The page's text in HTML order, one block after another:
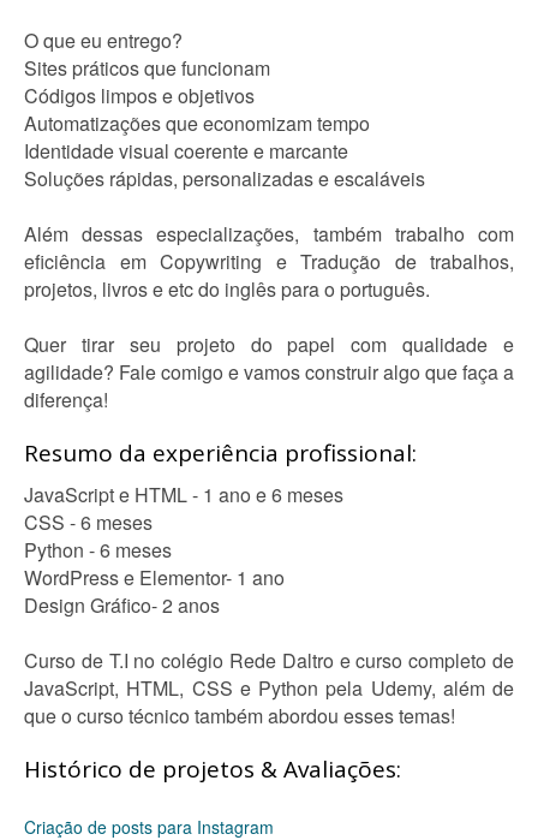
O que eu entrego?
Sites práticos que funcionam
Códigos limpos e objetivos
Automatizações que economizam tempo
Identidade visual coerente e marcante
Soluções rápidas, personalizadas e escaláveis
Além dessas especializações, também trabalho com
eficiência em Copywriting e Tradução de trabalhos,
projetos, livros e etc do inglês para o português.
Quer tirar seu projeto do papel com qualidade e
agilidade? Fale comigo e vamos construir algo que faça a
diferença!
Resumo da experiência profissional:
JavaScript e HTML - 1 ano e 6 meses
CSS - 6 meses
Python - 6 meses
WordPress e Elementor- 1 ano
Design Gráfico- 2 anos
Curso de T.I no colégio Rede Daltro e curso completo de
JavaScript, HTML, CSS e Python pela Udemy, além de
que o curso técnico também abordou esses temas!
Histórico de projetos & Avaliações:
Criação de posts para Instagram